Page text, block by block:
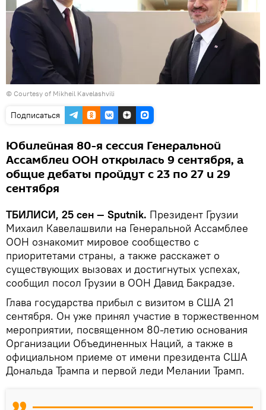
© Courtesy of Mikheil Kavelashvili
Подписаться
Юбилейная 80-я сессия Генеральной
Ассамблеи ООН открылась 9 сентября, а
общие дебаты пройдут с 23 по 27 и 29
сентября
ТБИЛИСИ, 25 сен — Sputnik. Президент Грузии
Михаил Кавелашвили на Генеральной Ассамблее
ООН ознакомит мировое сообщество с
приоритетами страны, а также расскажет о
существующих вызовах и достигнутых успехах,
сообщил посол Грузии в ООН Давид Бакрадзе.
Глава государства прибыл с визитом в США 21
сентября. Он уже принял участие в торжественном
мероприятии, посвященном 80-летию основания
Организации Объединенных Наций, а также в
официальном приеме от имени президента США
Дональда Трампа и первой леди Мелании Трамп.